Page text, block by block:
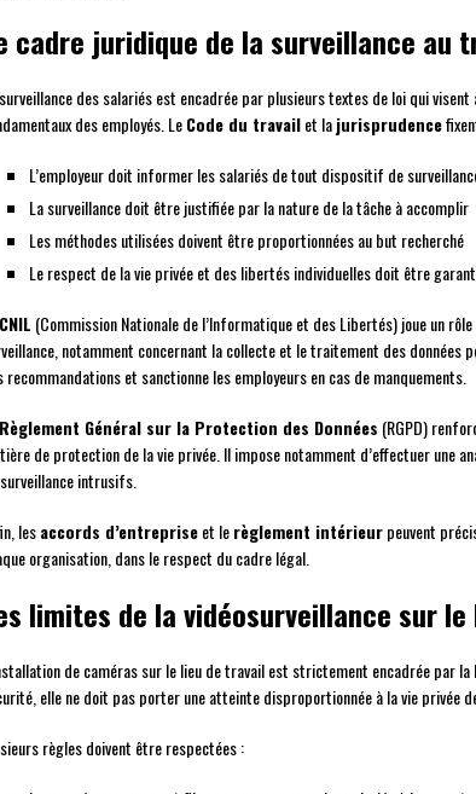
cadre juridique de la surveillance au
des salariés est encadrée par plusieurs textes de loi qui
des employés. LeCode du travailet lajurisprudence
L’employeur doit informer les salariés de tout dispositif de
La surveillance doit être justifiée par la nature de la tâche à accomplir
Les méthodes utilisées doivent être proportionnées au but recherché
Le respect de la vie privée et des libertés individuelles doit être
CNIL (Commission Nationale de l’Informatique et des Libertés) joue un
notamment concernant la collecte et le traitement des données
recommandations et sanctionne les employeurs en cas de manquements.
Règlement Général sur la Protection des Données (RGPD)
de protection de la vie privée. Il impose notamment d’effectuer une
intrusifs.
lesaccords d’entrepriseet lerèglement intérieurpeuvent
organisation, dans le respect du cadre légal.
limites de la vidéosurveillance sur
de caméras sur le lieu de travail est strictement encadrée par
elle ne doit pas porter une atteinte disproportionnée à la vie privée
règles doivent être respectées :